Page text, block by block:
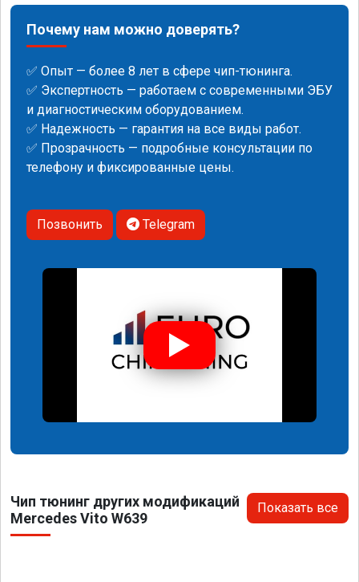
Почему нам можно доверять?
✅ Опыт — более 8 лет в сфере чип-тюнинга.
✅ Экспертность — работаем с современными ЭБУ
и диагностическим оборудованием.
✅ Надежность — гарантия на все виды работ.
✅ Прозрачность — подробные консультации по
телефону и фиксированные цены.
Позвонить Telegram
Чип тюнинг других модификаций
Mercedes Vito W639
Показать все